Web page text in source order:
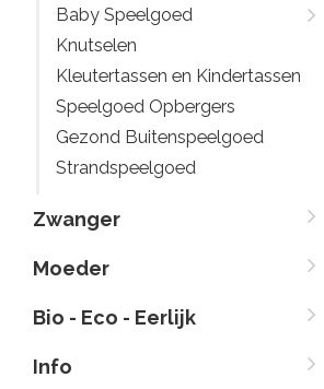
Baby Speelgoed
Knutselen
Kleutertassen en Kindertassen
Speelgoed Opbergers
Gezond Buitenspeelgoed
Strandspeelgoed
Zwanger
Moeder
Bio - Eco - Eerlijk
Info